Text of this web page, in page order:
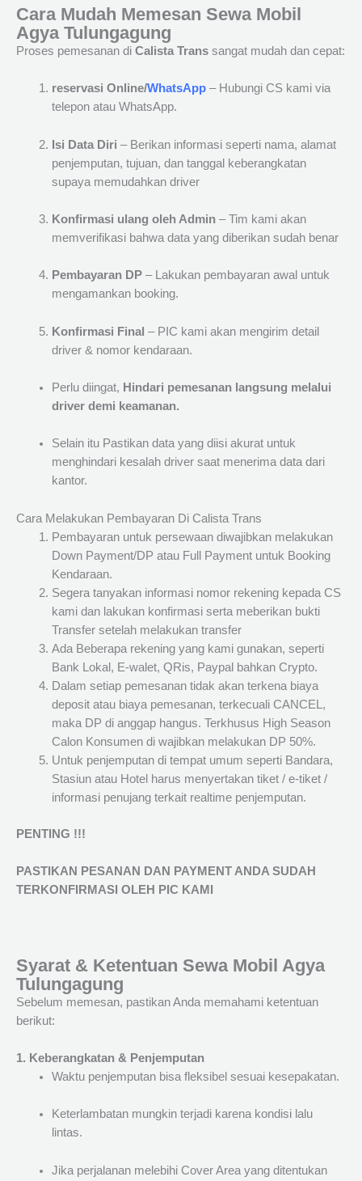
Cara Mudah Memesan Sewa Mobil
Agya Tulungagung
Proses pemesanan di Calista Trans sangat mudah dan cepat:
reservasi Online/WhatsApp– Hubungi CS kami via
telepon atau WhatsApp.
Isi Data Diri – Berikan informasi seperti nama, alamat
penjemputan, tujuan, dan tanggal keberangkatan
supaya memudahkan driver
Konfirmasi ulang oleh Admin– Tim kami akan
memverifikasi bahwa data yang diberikan sudah benar
Pembayaran DP– Lakukan pembayaran awal untuk
mengamankan booking.
Konfirmasi Final – PIC kami akan mengirim detail
driver & nomor kendaraan.
Perlu diingat, Hindari pemesanan langsung melalui
driver demi keamanan.
Selain itu Pastikan data yang diisi akurat untuk
menghindari kesalah driver saat menerima data dari
kantor.
Cara Melakukan Pembayaran Di Calista Trans
Pembayaran untuk persewaan diwajibkan melakukan
Down Payment/DP atau Full Payment untuk Booking
Kendaraan.
Segera tanyakan informasi nomor rekening kepada CS
kami dan lakukan konfirmasi serta meberikan bukti
Transfer setelah melakukan transfer
Ada Beberapa rekening yang kami gunakan, seperti
Bank Lokal, E-walet, QRis, Paypal bahkan Crypto.
Dalam setiap pemesanan tidak akan terkena biaya
deposit atau biaya pemesanan, terkecuali CANCEL,
maka DP di anggap hangus. Terkhusus High Season
Calon Konsumen di wajibkan melakukan DP 50%.
Untuk penjemputan di tempat umum seperti Bandara,
Stasiun atau Hotel harus menyertakan tiket / e-tiket /
informasi penujang terkait realtime penjemputan.
PENTING !!!
PASTIKAN PESANAN DAN PAYMENT ANDA SUDAH
TERKONFIRMASI OLEH PIC KAMI
Syarat & Ketentuan Sewa Mobil Agya
Tulungagung
Sebelum memesan, pastikan Anda memahami ketentuan
berikut:
1. Keberangkatan & Penjemputan
Waktu penjemputan bisa fleksibel sesuai kesepakatan.
Keterlambatan mungkin terjadi karena kondisi lalu
lintas.
Jika perjalanan melebihi Cover Area yang ditentukan